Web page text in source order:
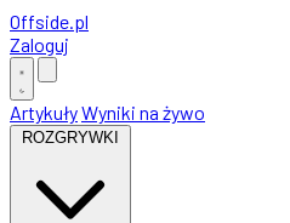
Offside.pl
Zaloguj
ArtykułyWyniki na żywo
ROZGRYWKI